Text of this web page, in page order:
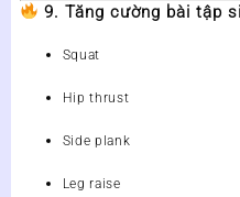
9. Tăng cường bài tập
Squat
Hip thrust
Side plank
Leg raise